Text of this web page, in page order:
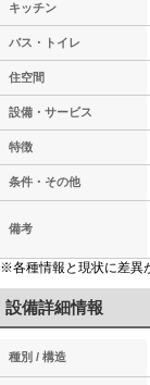
キッチン
バス・トイレ
住空間
設備・サービス
特徴
条件・その他
備考
※各種情報と現状に差異
設備詳細情報
種別 / 構造